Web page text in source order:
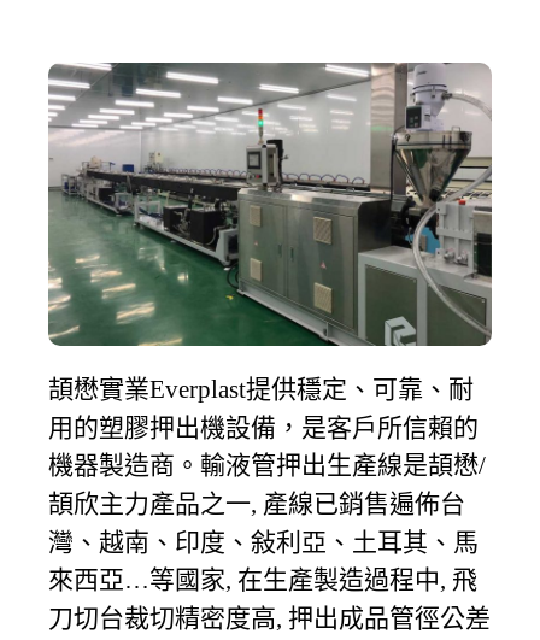
頡懋實業Everplast提供穩定、可靠、耐
用的塑膠押出機設備，是客戶所信賴的
機器製造商。輸液管押出生產線是頡懋/
頡欣主力產品之一, 產線已銷售遍佈台
灣、 越南 、 印度 、敍利亞、土耳其、馬
來西亞…等國家, 在生產製造過程中, 飛
刀切台裁切精密度高, 押出成品管徑公差